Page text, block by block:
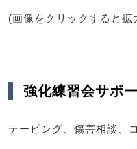
(画像をクリックすると拡
強化練習会サポ
テーピング、傷害相談、